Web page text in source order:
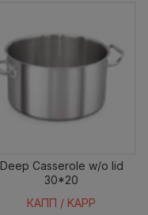
Deep Casserole w/o lid
30*20
КАПП / KAPP